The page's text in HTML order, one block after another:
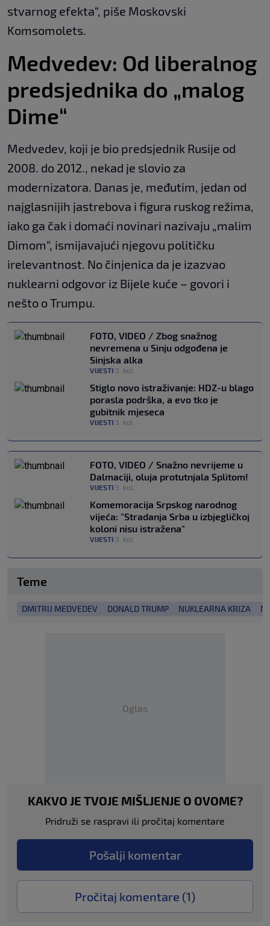
stvarnog efekta“, piše Moskovski
Komsomolets.
Medvedev: Od liberalnog
predsjednika do „malog
Dime“
Medvedev, koji je bio predsjednik Rusije od
2008. do 2012., nekad je slovio za
modernizatora. Danas je, međutim, jedan od
najglasnijih jastrebova i figura ruskog režima,
iako ga čak i domaći novinari nazivaju „malim
Dimom“, ismijavajući njegovu političku
irelevantnost. No činjenica da je izazvao
nuklearni odgovor iz Bijele kuće – govori i
nešto o Trumpu.
FOTO, VIDEO / Zbog snažnog
nevremena u Sinju odgođena je
Sinjska alka
VIJESTI 3. kol.
Stiglo novo istraživanje: HDZ-u blago
porasla podrška, a evo tko je
gubitnik mjeseca
VIJESTI 3. kol.
FOTO, VIDEO / Snažno nevrijeme u
Dalmaciji, oluja protutnjala Splitom!
VIJESTI 3. kol.
Komemoracija Srpskog narodnog
vijeća: "Stradanja Srba u izbjegličkoj
koloni nisu istražena"
VIJESTI 3. kol.
Teme
DMITRIJ MEDVEDEV DONALD TRUMP NUKLEARNA KRIZA
Oglas
KAKVO JE TVOJE MIŠLJENJE O OVOME?
Pridruži se raspravi ili pročitaj komentare
Pošalji komentar
Pročitaj komentare (1)